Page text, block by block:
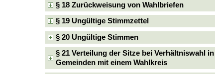
§ 18 Zurückweisung von Wahlbriefen
§ 19 Ungültige Stimmzettel
§ 20 Ungültige Stimmen
§ 21 Verteilung der Sitze bei Verhältniswahl in
Gemeinden mit einem Wahlkreis